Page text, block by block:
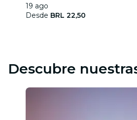
19 ago
Desde BRL 22,50
Descubre